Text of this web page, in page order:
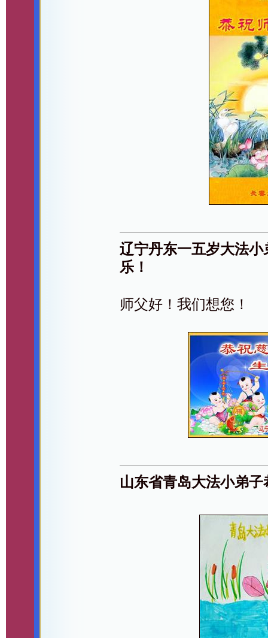
辽宁丹东一五岁大法
乐！
师父好！我们想您！
山东省青岛大法小弟